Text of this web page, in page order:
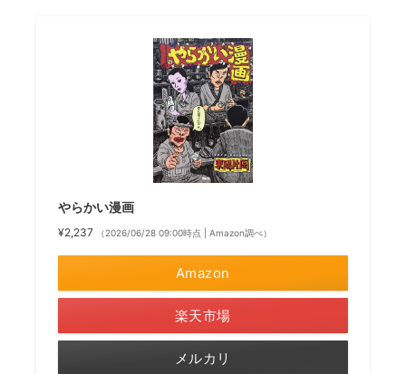
やらかい漫画
¥2,237 （2026/06/28 09:00時点 | Amazon調べ）
Amazon
楽天市場
メルカリ